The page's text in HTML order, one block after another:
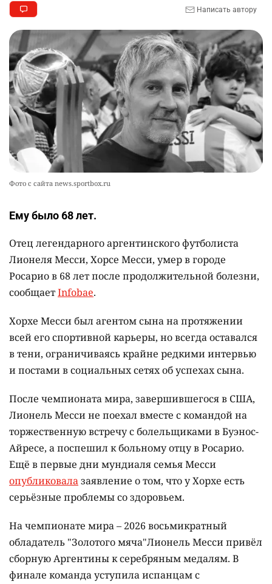
👀 Опубликован список обладателей
образовательных грантов
2327 0 8
10
🪱 "Мы думаем, что правим миром, но это не
так". Как дьявольские черви меняют наше
представление о жизни на Земле
0
Написать автору
Фото с сайта news.sportbox.ru
Ему было 68 лет.
Отец легендарного аргентинского футболиста
Лионеля Месси, Хорсе Месси, умер в городе
Росарио в 68 лет после продолжительной болезни,
сообщаетInfobae.
Хорхе Месси был агентом сына на протяжении
всей его спортивной карьеры, но всегда оставался
в тени, ограничиваясь крайне редкими интервью
и постами в социальных сетях об успехах сына.
После чемпионата мира, завершившегося в США,
Лионель Месси не поехал вместе с командой на
торжественную встречу с болельщиками в Буэнос-
Айресе, а поспешил к больному отцу в Росарио.
Ещё в первые дни мундиаля семья Месси
опубликовалазаявление о том, что у Хорхе есть
серьёзные проблемы со здоровьем.
На чемпионате мира – 2026 восьмикратный
обладатель "Золотого мяча"Лионель Месси привёл
сборную Аргентины к серебряным медалям. В
финале команда уступила испанцам с